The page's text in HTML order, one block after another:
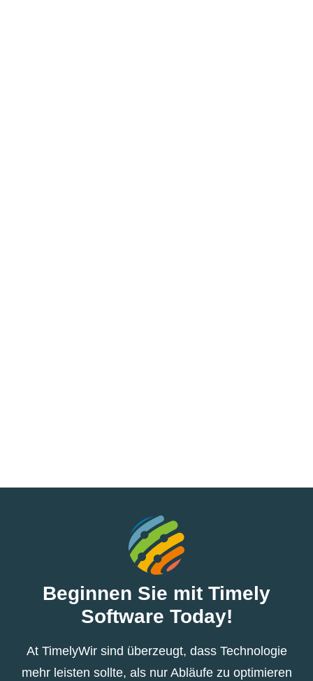
Beginnen Sie mit Timely
Software Today!
At TimelyWir sind überzeugt, dass Technologie
mehr leisten sollte, als nur Abläufe zu optimieren